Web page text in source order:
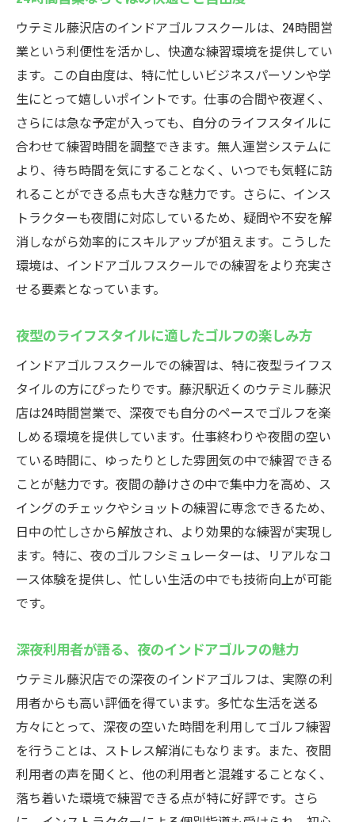
ウテミル藤沢店のインドアゴルフスクールは、24時間営
業という利便性を活かし、快適な練習環境を提供してい
ます。この自由度は、特に忙しいビジネスパーソンや学
生にとって嬉しいポイントです。仕事の合間や夜遅く、
さらには急な予定が入っても、自分のライフスタイルに
合わせて練習時間を調整できます。無人運営システムに
より、待ち時間を気にすることなく、いつでも気軽に訪
れることができる点も大きな魅力です。さらに、インス
トラクターも夜間に対応しているため、疑問や不安を解
消しながら効率的にスキルアップが狙えます。こうした
環境は、インドアゴルフスクールでの練習をより充実さ
せる要素となっています。
夜型のライフスタイルに適したゴルフの楽しみ方
インドアゴルフスクールでの練習は、特に夜型ライフス
タイルの方にぴったりです。藤沢駅近くのウテミル藤沢
店は24時間営業で、深夜でも自分のペースでゴルフを楽
しめる環境を提供しています。仕事終わりや夜間の空い
ている時間に、ゆったりとした雰囲気の中で練習できる
ことが魅力です。夜間の静けさの中で集中力を高め、ス
イングのチェックやショットの練習に専念できるため、
日中の忙しさから解放され、より効果的な練習が実現し
ます。特に、夜のゴルフシミュレーターは、リアルなコ
ース体験を提供し、忙しい生活の中でも技術向上が可能
です。
深夜利用者が語る、夜のインドアゴルフの魅力
ウテミル藤沢店での深夜のインドアゴルフは、実際の利
用者からも高い評価を得ています。多忙な生活を送る
方々にとって、深夜の空いた時間を利用してゴルフ練習
を行うことは、ストレス解消にもなります。また、夜間
利用者の声を聞くと、他の利用者と混雑することなく、
落ち着いた環境で練習できる点が特に好評です。さら